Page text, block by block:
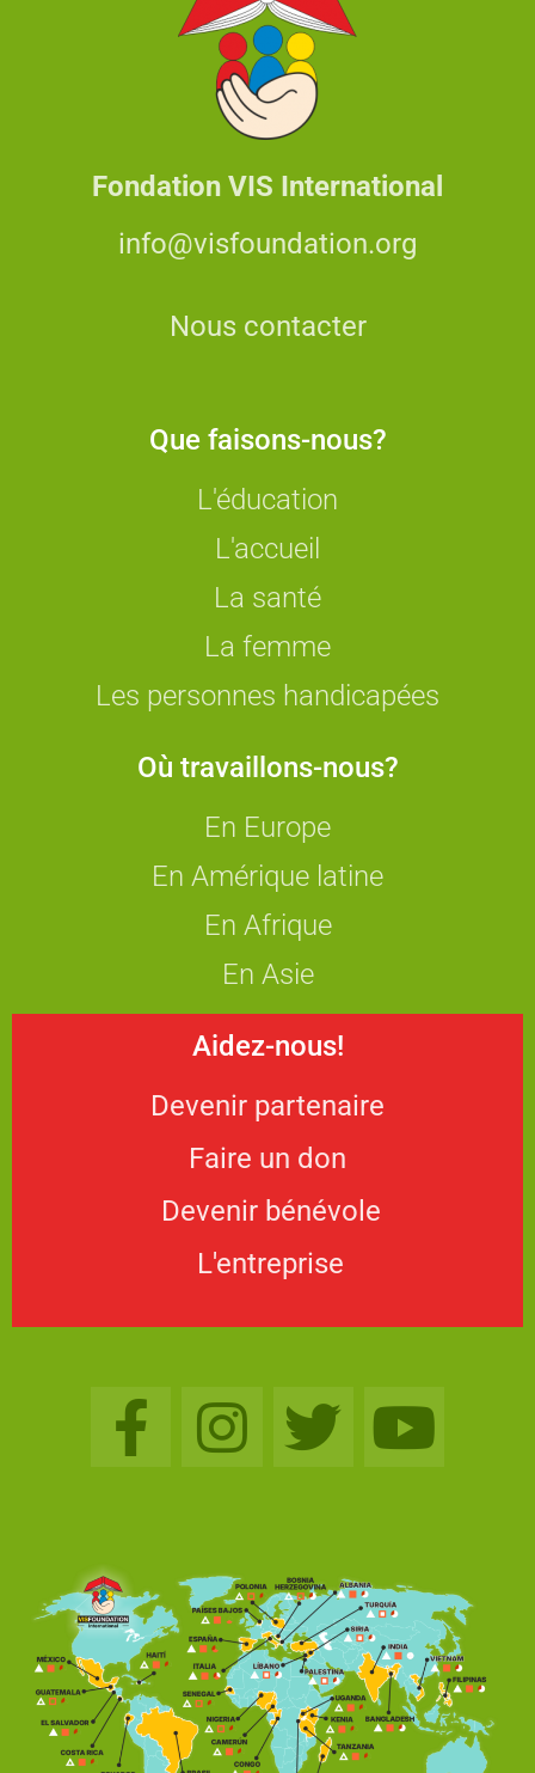
Fondation VIS International
info@visfoundation.org
Nous contacter
Que faisons-nous?
L'éducation
L'accueil
La santé
La femme
Les personnes handicapées
Où travaillons-nous?
En Europe
En Amérique latine
En Afrique
En Asie
Aidez-nous!
Devenir partenaire
Faire un don
Devenir bénévole
L'entreprise